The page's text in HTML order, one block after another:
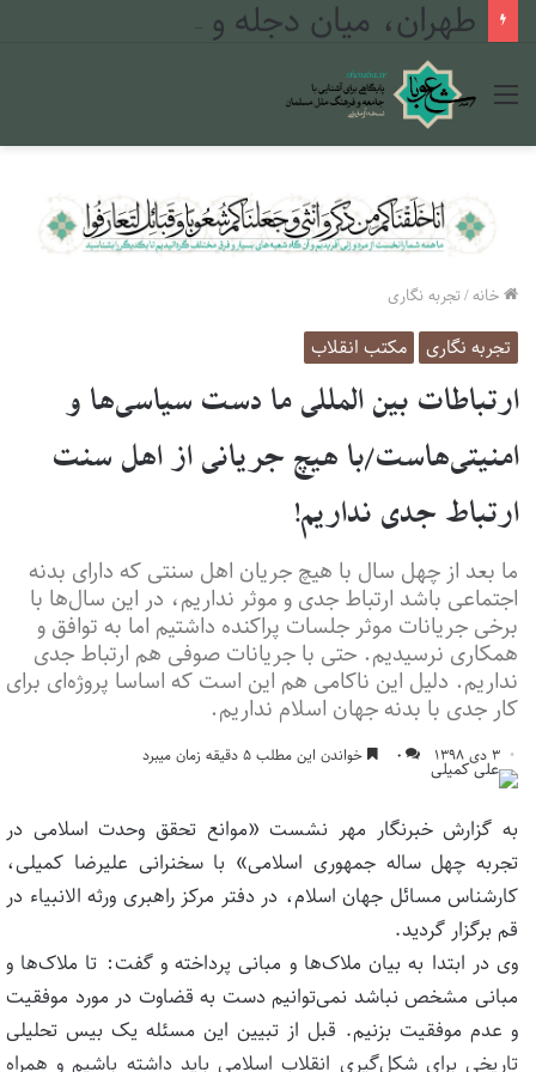
طهران، میان دجله و فرات
منو
خانه/تجربه نگاری
تجربه نگاری مکتب انقلاب
ارتباطات بین المللی ما دست سیاسی‌ها و
امنیتی‌هاست/با هیچ جریانی از اهل سنت
ارتباط جدی نداریم!
ما بعد از چهل سال با هیچ جریان اهل سنتی که دارای بدنه
اجتماعی باشد ارتباط جدی و موثر نداریم، در این سال‌ها با
برخی جریانات موثر جلسات پراکنده داشتیم اما به توافق و
همکاری نرسیدیم. حتی با جریانات صوفی هم ارتباط جدی
نداریم. دلیل این ناکامی هم این است که اساسا پروژه‌ای برای
کار جدی با بدنه جهان اسلام نداریم.
۳ دی ۱۳۹۸ ۰ خواندن این مطلب ۵ دقیقه زمان میبرد
به گزارش خبرنگار مهر نشست «موانع تحقق وحدت اسلامی در
تجربه چهل ساله جمهوری اسلامی» با سخنرانی علیرضا کمیلی،
کارشناس مسائل جهان اسلام، در دفتر مرکز راهبری ورثه الانبیاء در
قم برگزار گردید.
وی در ابتدا به بیان ملاک‌ها و مبانی پرداخته و گفت: تا ملاک‌ها و
مبانی مشخص نباشد نمی‌توانیم دست به قضاوت در مورد موفقیت
و عدم موفقیت بزنیم. قبل از تبیین این مسئله یک بیس تحلیلی
تاریخی برای شکل‌گیری انقلاب اسلامی باید داشته باشیم و همراه